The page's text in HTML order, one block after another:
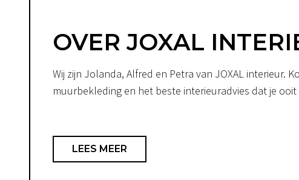
OVER JOXAL
Wij zijn Jolanda, Alfred en Petra van JOXAL interieur.
muurbekleding en het beste interieuradvies dat je ooit
LEES MEER